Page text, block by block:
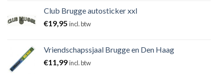
Club Brugge autosticker xxl
€19,95 incl. btw
Vriendschapssjaal Brugge en Den Haag
€11,99incl. btw